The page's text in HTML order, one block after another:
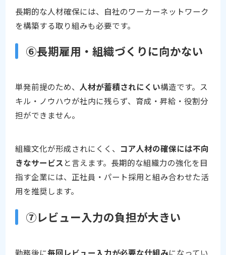
長期的な人材確保には、自社のワーカーネットワーク
を構築する取り組みも必要です。
⑥長期雇用・組織づくりに向かない
単発前提のため、 人材が蓄積されにくい構造です。ス
キル・ノウハウが社内に残らず、育成・昇給・役割分
担ができません。
組織文化が形成されにくく、 コア人材の確保には不向
きなサービス と言えます。長期的な組織力の強化を目
指す企業には、正社員・パート採用と組み合わせた活
用を推奨します。
⑦レビュー入力の負担が大きい
勤務後に毎回レビュー入力が必要な仕組みになってい